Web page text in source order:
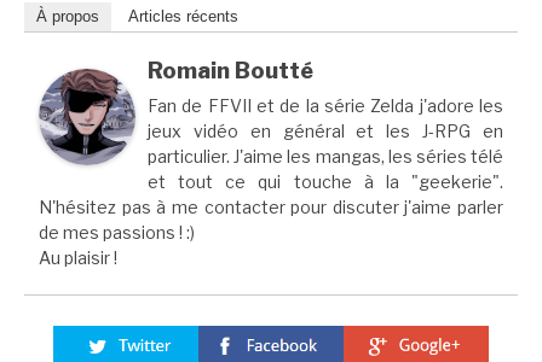
À propos Articles récents
Romain Boutté
Fan de FFVII et de la série Zelda j'adore les
jeux vidéo en général et les J-RPG en
particulier. J'aime les mangas, les séries télé
et tout ce qui touche à la "geekerie".
N'hésitez pas à me contacter pour discuter j'aime parler
de mes passions ! :)
Au plaisir !